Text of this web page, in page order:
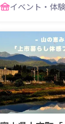
イベント・体験